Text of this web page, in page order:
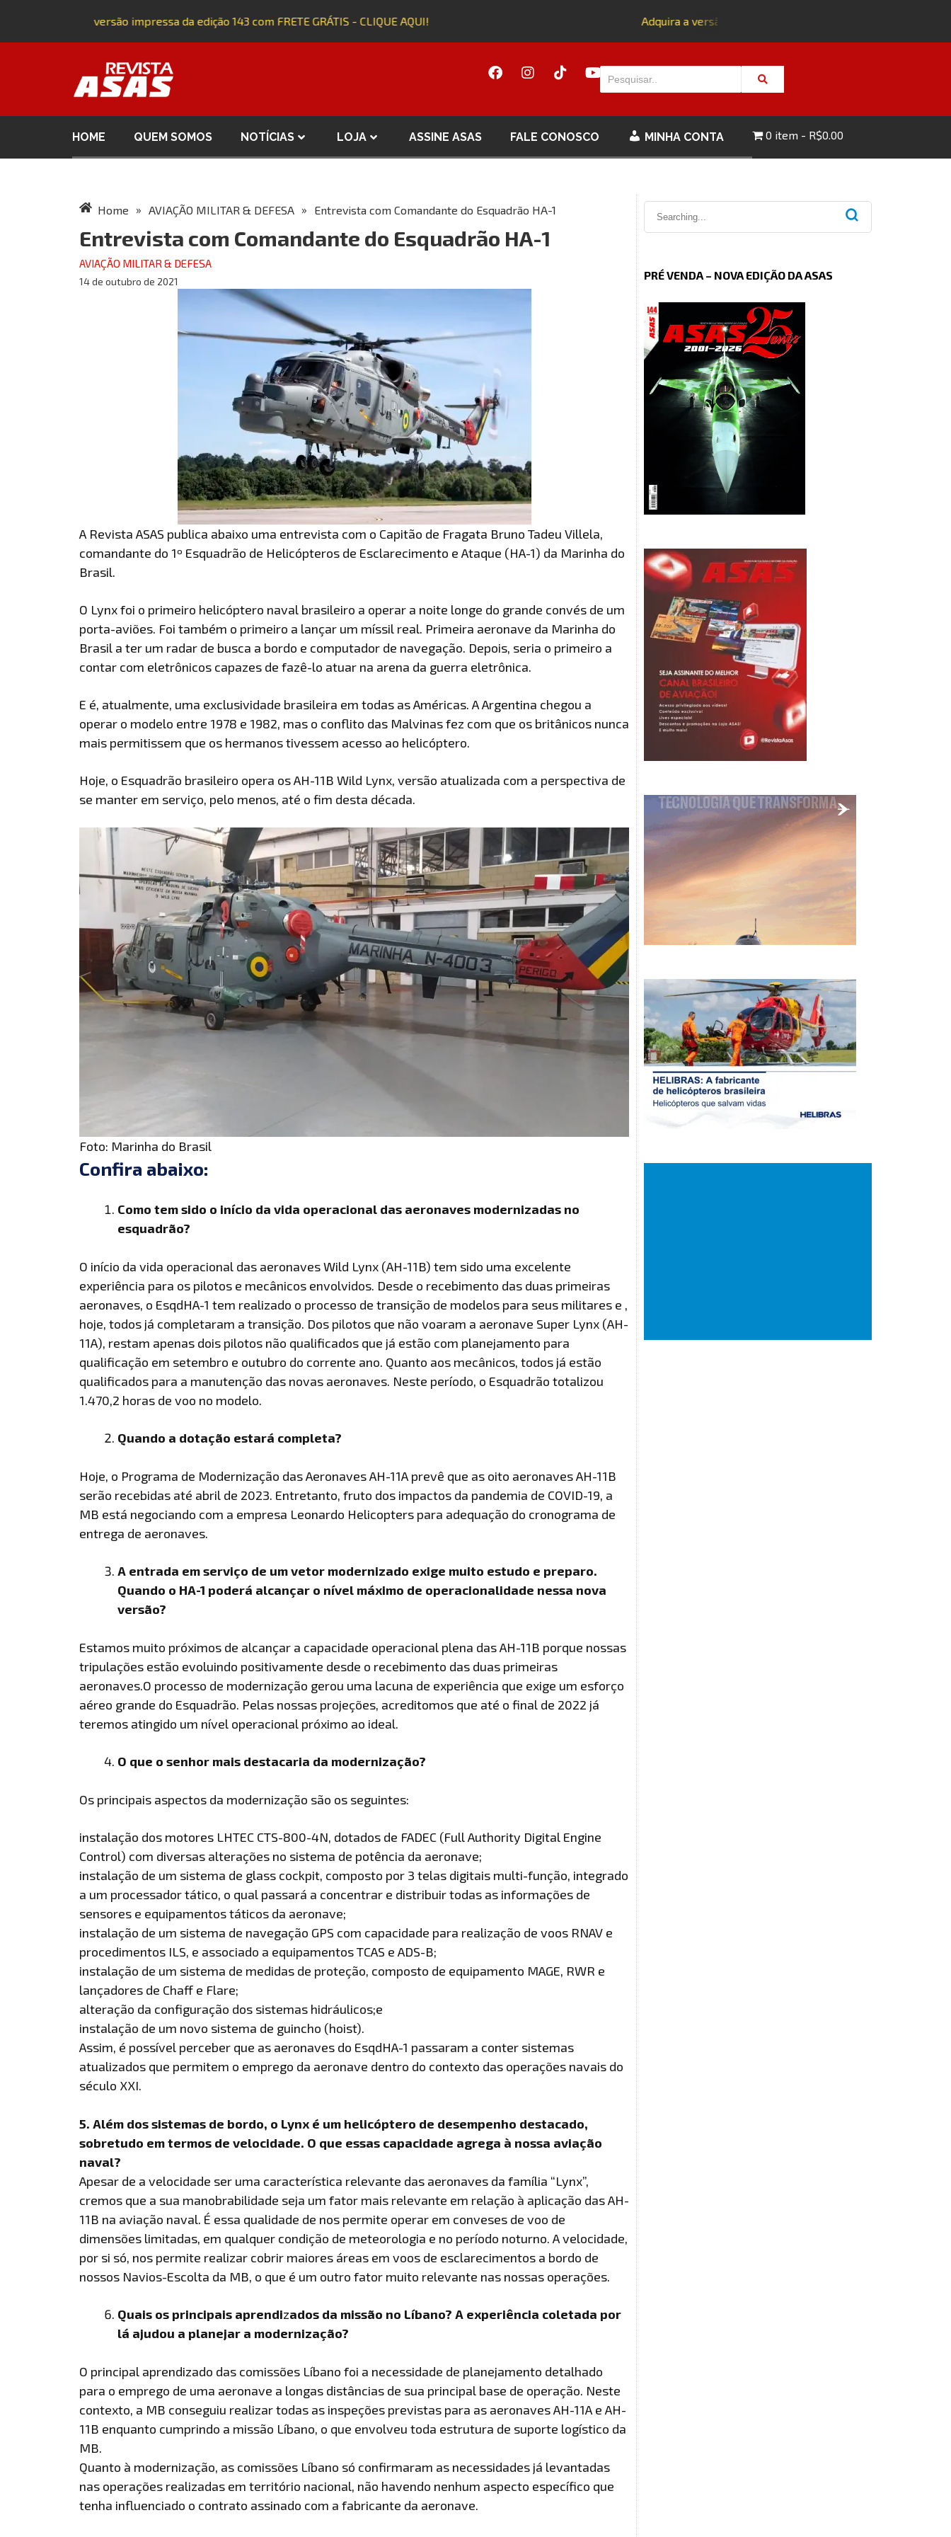
Adquira a versão impressa da edição 143 com FRETE GRÁTIS - CLIQUE AQUI! Adquira a versão impressa da edição 143 com FRETE GRÁTIS -
HOME QUEM SOMOS NOTÍCIAS LOJA ASSINE ASAS FALE CONOSCO MINHA CONTA 0 item R$0.00
Home » AVIAÇÃO MILITAR & DEFESA » Entrevista com Comandante do Esquadrão HA-1
Entrevista com Comandante do Esquadrão HA-1
AVIAÇÃO MILITAR & DEFESA
14 de outubro de 2021
A Revista ASAS publica abaixo uma entrevista com o Capitão de Fragata Bruno Tadeu Villela,
comandante do 1º Esquadrão de Helicópteros de Esclarecimento e Ataque (HA-1) da Marinha do
Brasil.
O Lynx foi o primeiro helicóptero naval brasileiro a operar a noite longe do grande convés de um
porta-aviões. Foi também o primeiro a lançar um míssil real. Primeira aeronave da Marinha do
Brasil a ter um radar de busca a bordo e computador de navegação. Depois, seria o primeiro a
contar com eletrônicos capazes de fazê-lo atuar na arena da guerra eletrônica.
E é, atualmente, uma exclusividade brasileira em todas as Américas. A Argentina chegou a
operar o modelo entre 1978 e 1982, mas o conflito das Malvinas fez com que os britânicos nunca
mais permitissem que os hermanos tivessem acesso ao helicóptero.
Hoje, o Esquadrão brasileiro opera os AH-11B Wild Lynx, versão atualizada com a perspectiva de
se manter em serviço, pelo menos, até o fim desta década.
Foto: Marinha do Brasil
Confira abaixo:
Como tem sido o início da vida operacional das aeronaves modernizadas no
esquadrão?
O início da vida operacional das aeronaves Wild Lynx (AH-11B) tem sido uma excelente
experiência para os pilotos e mecânicos envolvidos. Desde o recebimento das duas primeiras
aeronaves, o EsqdHA-1 tem realizado o processo de transição de modelos para seus militares e ,
hoje, todos já completaram a transição. Dos pilotos que não voaram a aeronave Super Lynx (AH-
11A), restam apenas dois pilotos não qualificados que já estão com planejamento para
qualificação em setembro e outubro do corrente ano. Quanto aos mecânicos, todos já estão
qualificados para a manutenção das novas aeronaves. Neste período, o Esquadrão totalizou
1.470,2 horas de voo no modelo.
Quando a dotação estará completa?
Hoje, o Programa de Modernização das Aeronaves AH-11A prevê que as oito aeronaves AH-11B
serão recebidas até abril de 2023. Entretanto, fruto dos impactos da pandemia de COVID-19, a
MB está negociando com a empresa Leonardo Helicopters para adequação do cronograma de
entrega de aeronaves.
A entrada em serviço de um vetor modernizado exige muito estudo e preparo.
Quando o HA-1 poderá alcançar o nível máximo de operacionalidade nessa nova
versão?
Estamos muito próximos de alcançar a capacidade operacional plena das AH-11B porque nossas
tripulações estão evoluindo positivamente desde o recebimento das duas primeiras
aeronaves.O processo de modernização gerou uma lacuna de experiência que exige um esforço
aéreo grande do Esquadrão. Pelas nossas projeções, acreditomos que até o final de 2022 já
teremos atingido um nível operacional próximo ao ideal.
O que o senhor mais destacaria da modernização?
Os principais aspectos da modernização são os seguintes:
instalação dos motores LHTEC CTS-800-4N, dotados de FADEC (Full Authority Digital Engine
Control) com diversas alterações no sistema de potência da aeronave;
instalação de um sistema de glass cockpit, composto por 3 telas digitais multi-função, integrado
a um processador tático, o qual passará a concentrar e distribuir todas as informações de
sensores e equipamentos táticos da aeronave;
instalação de um sistema de navegação GPS com capacidade para realização de voos RNAV e
procedimentos ILS, e associado a equipamentos TCAS e ADS-B;
instalação de um sistema de medidas de proteção, composto de equipamento MAGE, RWR e
lançadores de Chaff e Flare;
alteração da configuração dos sistemas hidráulicos;e
instalação de um novo sistema de guincho (hoist).
Assim, é possível perceber que as aeronaves do EsqdHA-1 passaram a conter sistemas
atualizados que permitem o emprego da aeronave dentro do contexto das operações navais do
século XXI.
5. Além dos sistemas de bordo, o Lynx é um helicóptero de desempenho destacado,
sobretudo em termos de velocidade. O que essas capacidade agrega à nossa aviação
naval?
Apesar de a velocidade ser uma característica relevante das aeronaves da família “Lynx”,
cremos que a sua manobrabilidade seja um fator mais relevante em relação à aplicação das AH-
11B na aviação naval. É essa qualidade de nos permite operar em conveses de voo de
dimensões limitadas, em qualquer condição de meteorologia e no período noturno. A velocidade,
por si só, nos permite realizar cobrir maiores áreas em voos de esclarecimentos a bordo de
nossos Navios-Escolta da MB, o que é um outro fator muito relevante nas nossas operações.
Quais os principais aprendizados da missão no Líbano? A experiência coletada por
lá ajudou a planejar a modernização?
O principal aprendizado das comissões Líbano foi a necessidade de planejamento detalhado
para o emprego de uma aeronave a longas distâncias de sua principal base de operação. Neste
contexto, a MB conseguiu realizar todas as inspeções previstas para as aeronaves AH-11A e AH-
11B enquanto cumprindo a missão Líbano, o que envolveu toda estrutura de suporte logístico da
MB.
Quanto à modernização, as comissões Líbano só confirmaram as necessidades já levantadas
nas operações realizadas em território nacional, não havendo nenhum aspecto específico que
tenha influenciado o contrato assinado com a fabricante da aeronave.
PRÉ VENDA – NOVA EDIÇÃO DA ASAS